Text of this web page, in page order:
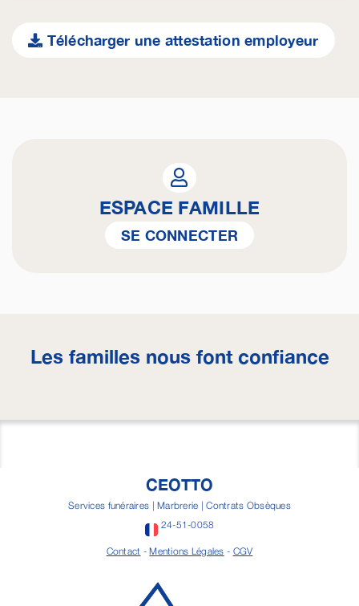
Télécharger une attestation employeur
ESPACE FAMILLE
SE CONNECTER
Les familles nous font confiance
CEOTTO
Services funéraires | Marbrerie | Contrats Obsèques
24-51-0058
Contact -Mentions Légales - CGV